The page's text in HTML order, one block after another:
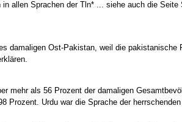
allen Sprachen der Tln* ... siehe auch die Seite
damaligen Ost-Pakistan, weil die
mehr als 56 Prozent der damaligen
Urdu war die Sprache der